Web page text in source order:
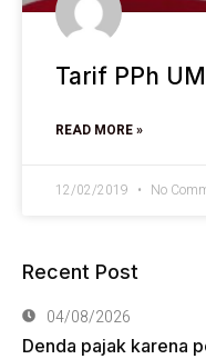
Tarif PPh
READ MORE »
12/02/2019 No
Recent Post
04/08/2026
Denda pajak karena